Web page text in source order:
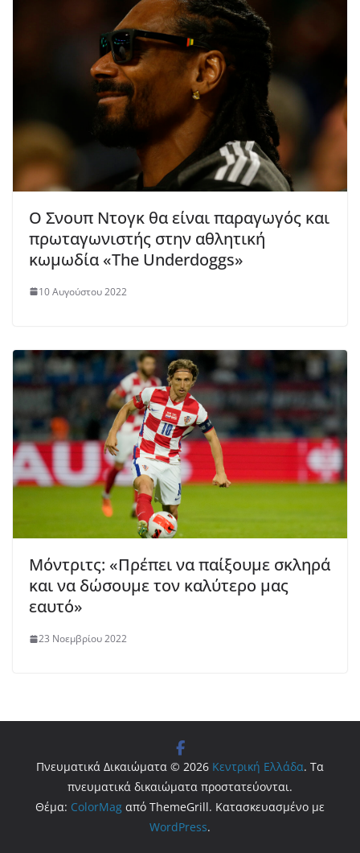
Ο Σνουπ Ντογκ θα είναι παραγωγός και
πρωταγωνιστής στην αθλητική
κωμωδία «The Underdoggs»
10 Αυγούστου 2022
Μόντριτς: «Πρέπει να παίξουμε σκληρά
και να δώσουμε τον καλύτερο μας
εαυτό»
23 Νοεμβρίου 2022
Πνευματικά Δικαιώματα © 2026 Κεντρική Ελλάδα. Τα
πνευματικά δικαιώματα προστατεύονται.
Θέμα: ColorMag από ThemeGrill. Κατασκευασμένο με
WordPress.